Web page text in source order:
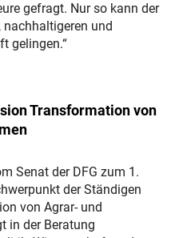
gefragt. Nur so kann der
nachhaltigeren und
gelingen.“
Transformation von
Senat der DFG zum 1.
der Ständigen
von Agrar- und
in der Beratung